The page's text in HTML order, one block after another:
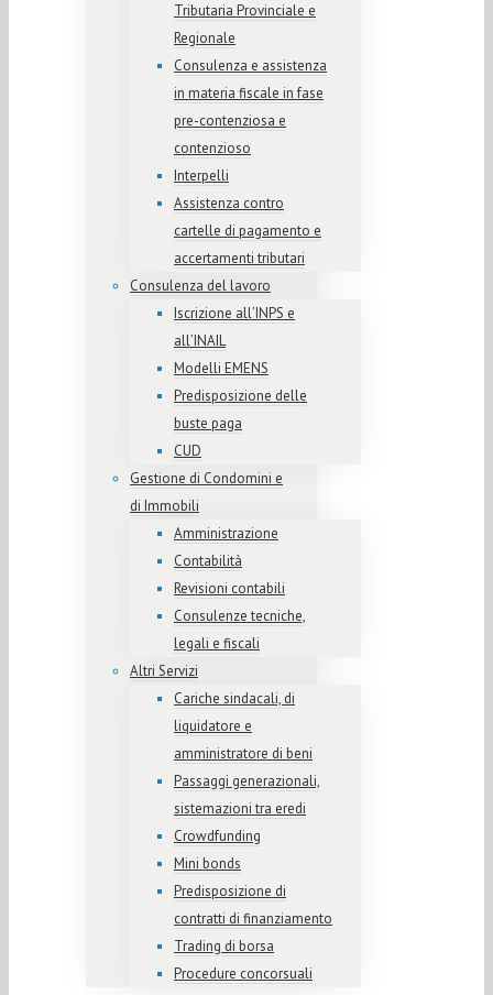
Tributaria Provinciale e
Regionale
Consulenza e assistenza
in materia fiscale in fase
pre-contenziosa e
contenzioso
Interpelli
Assistenza contro
cartelle di pagamento e
accertamenti tributari
Consulenza del lavoro
Iscrizione all’INPS e
all’INAIL
Modelli EMENS
Predisposizione delle
buste paga
CUD
Gestione di Condomini e
di Immobili
Amministrazione
Contabilità
Revisioni contabili
Consulenze tecniche,
legali e fiscali
Altri Servizi
Cariche sindacali, di
liquidatore e
amministratore di beni
Passaggi generazionali,
sistemazioni tra eredi
Crowdfunding
Mini bonds
Predisposizione di
contratti di finanziamento
Trading di borsa
Procedure concorsuali